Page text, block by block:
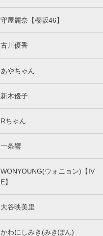
守屋麗奈【櫻坂46】
古川優香
あやちゃん
新木優子
Rちゃん
一条響
WONYOUNG(ウォニョン)【IV
E】
大谷映美里
かわにしみき(みきぽん)